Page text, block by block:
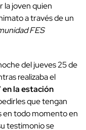
la joven quien
a través de un
FES
del jueves 25 de
realizaba el
la estación
que tengan
en todo momento en
testimonio se